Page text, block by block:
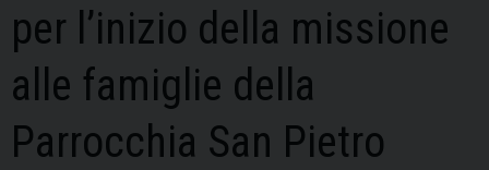
per l’inizio della missione
alle famiglie della
Parrocchia San Pietro